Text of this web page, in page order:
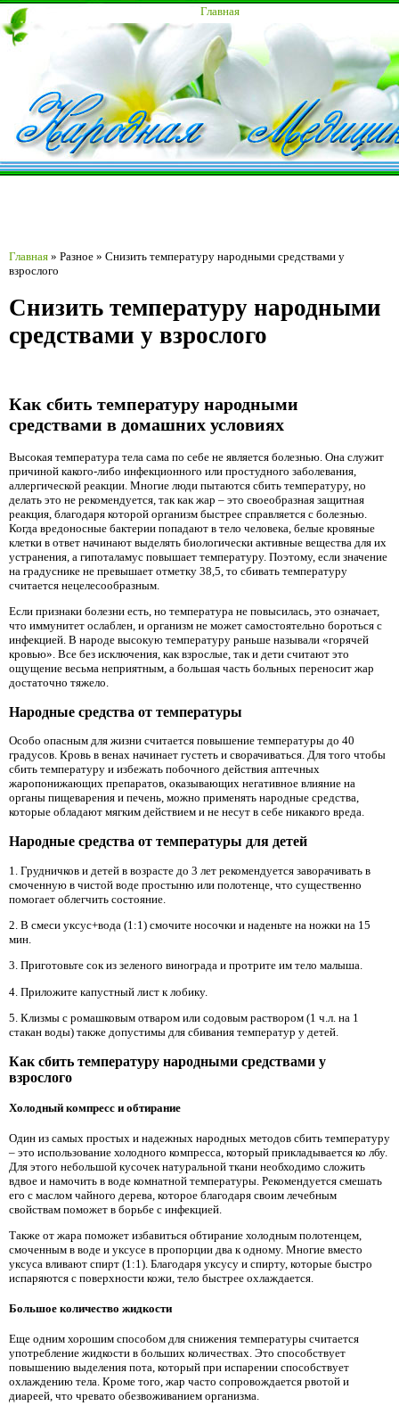
Главная
Главная » Разное » Снизить температуру народными средствами у
взрослого
Снизить температуру народными
средствами у взрослого
Как сбить температуру народными
средствами в домашних условиях
Высокая температура тела сама по себе не является болезнью. Она служит
причиной какого-либо инфекционного или простудного заболевания,
аллергической реакции. Многие люди пытаются сбить температуру, но
делать это не рекомендуется, так как жар – это своеобразная защитная
реакция, благодаря которой организм быстрее справляется с болезнью.
Когда вредоносные бактерии попадают в тело человека, белые кровяные
клетки в ответ начинают выделять биологически активные вещества для их
устранения, а гипоталамус повышает температуру. Поэтому, если значение
на градуснике не превышает отметку 38,5, то сбивать температуру
считается нецелесообразным.
Если признаки болезни есть, но температура не повысилась, это означает,
что иммунитет ослаблен, и организм не может самостоятельно бороться с
инфекцией. В народе высокую температуру раньше называли «горячей
кровью». Все без исключения, как взрослые, так и дети считают это
ощущение весьма неприятным, а большая часть больных переносит жар
достаточно тяжело.
Народные средства от температуры
Особо опасным для жизни считается повышение температуры до 40
градусов. Кровь в венах начинает густеть и сворачиваться. Для того чтобы
сбить температуру и избежать побочного действия аптечных
жаропонижающих препаратов, оказывающих негативное влияние на
органы пищеварения и печень, можно применять народные средства,
которые обладают мягким действием и не несут в себе никакого вреда.
Народные средства от температуры для детей
1. Грудничков и детей в возрасте до 3 лет рекомендуется заворачивать в
смоченную в чистой воде простыню или полотенце, что существенно
помогает облегчить состояние.
2. В смеси уксус+вода (1:1) смочите носочки и наденьте на ножки на 15
мин.
3. Приготовьте сок из зеленого винограда и протрите им тело малыша.
4. Приложите капустный лист к лобику.
5. Клизмы с ромашковым отваром или содовым раствором (1 ч.л. на 1
стакан воды) также допустимы для сбивания температур у детей.
Как сбить температуру народными средствами у
взрослого
Холодный компресс и обтирание
Один из самых простых и надежных народных методов сбить температуру
– это использование холодного компресса, который прикладывается ко лбу.
Для этого небольшой кусочек натуральной ткани необходимо сложить
вдвое и намочить в воде комнатной температуры. Рекомендуется смешать
его с маслом чайного дерева, которое благодаря своим лечебным
свойствам поможет в борьбе с инфекцией.
Также от жара поможет избавиться обтирание холодным полотенцем,
смоченным в воде и уксусе в пропорции два к одному. Многие вместо
уксуса вливают спирт (1:1). Благодаря уксусу и спирту, которые быстро
испаряются с поверхности кожи, тело быстрее охлаждается.
Большое количество жидкости
Еще одним хорошим способом для снижения температуры считается
употребление жидкости в больших количествах. Это способствует
повышению выделения пота, который при испарении способствует
охлаждению тела. Кроме того, жар часто сопровождается рвотой и
диареей, что чревато обезвоживанием организма.